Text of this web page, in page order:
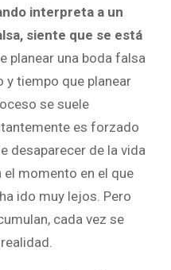
interpreta a un
siente que se está
planear una boda falsa
tiempo que planear
se suele
es forzado
desaparecer de la vida
el momento en el que
ido muy lejos. Pero
cada vez se